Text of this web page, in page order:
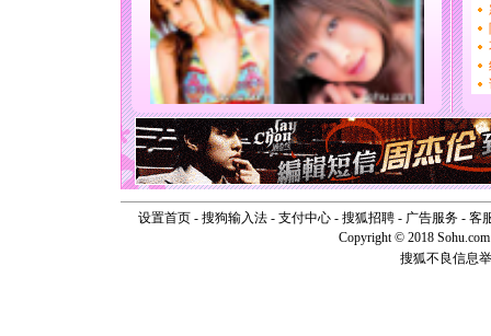
[圣诞节]
你太多
要平安
[圣诞节]
能正大
天都要快
[圣诞节]
如意,快
[元旦]看
断电。爱
[元旦]
如
起；二是
离。水晶
设置首页- 搜狗输入法- 支付中心- 搜狐招聘- 广告服务- 客
Copyright © 2018
搜狐不良信息